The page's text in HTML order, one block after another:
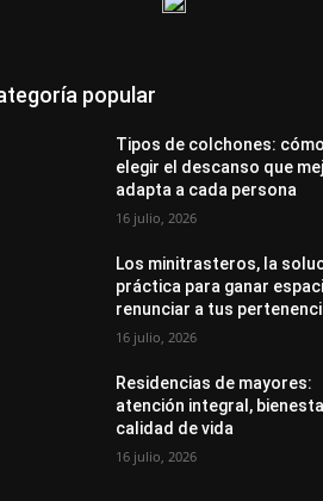
popular
Tipos de colchones: cómo
elegir el descanso que
adapta a cada persona
16 julio, 2026
Los minitrasteros, la
práctica para ganar
renunciar a tus
16 julio, 2026
Residencias de mayores:
atención integral,
calidad de vida
16 julio, 2026